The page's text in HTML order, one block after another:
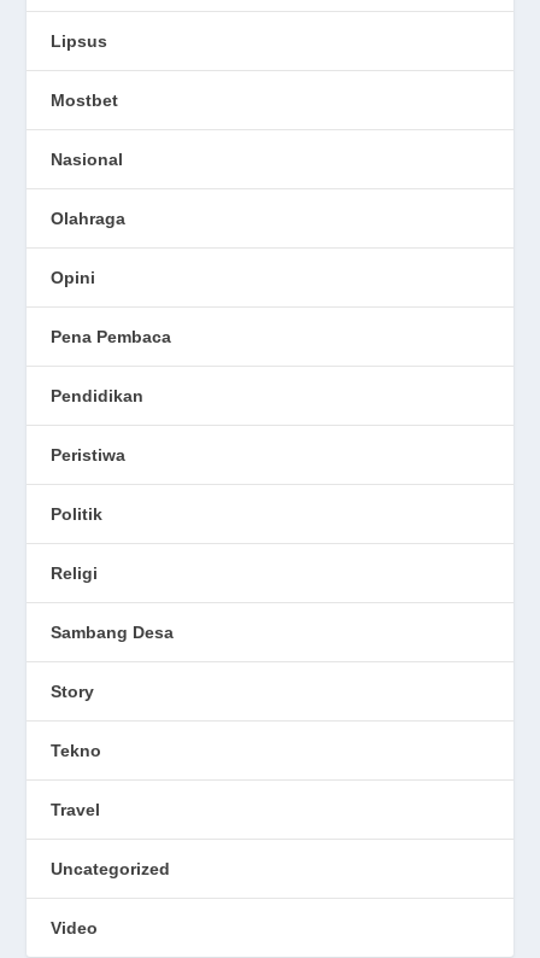
Lipsus
Mostbet
Nasional
Olahraga
Opini
Pena Pembaca
Pendidikan
Peristiwa
Politik
Religi
Sambang Desa
Story
Tekno
Travel
Uncategorized
Video